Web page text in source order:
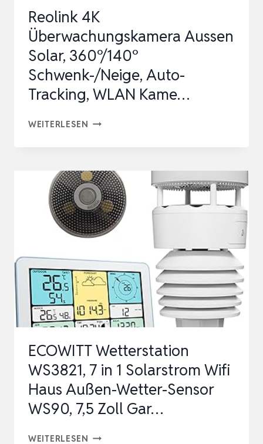
Reolink 4K
Überwachungskamera Aussen
Solar, 360°/140°
Schwenk-/Neige, Auto-
Tracking, WLAN Kame…
WEITERLESEN REOLINK
AUSSEN
SOLAR,
360°/140°
SCHWENK-/NEIGE,
TRACKING,
WLAN
KAME…
ECOWITT Wetterstation
WS3821, 7 in 1 Solarstrom Wifi
Haus Außen-Wetter-Sensor
WS90, 7,5 Zoll Gar…
WEITERLESEN ECOWITT